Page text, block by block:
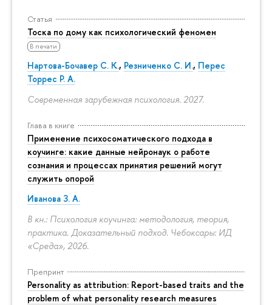
Статья
Тоска по дому как психологический феномен
В печати
Нартова-Бочавер С. К., Резниченко С. И., Перес
Торрес Р. А.
Современная зарубежная психология. 2027.
Глава в книге
Применение психосоматического подхода в
коучинге: какие данные нейронаук о работе
сознания и процессах принятия решений могут
служить опорой
Иванова З. А.
В кн.: Психология коучинга: методология, теория,
практика. Доказательный подход. Чебоксары: ИД
«Среда», 2026.
Препринт
Personality as attribution: Report-based traits and the
problem of what personality research measures